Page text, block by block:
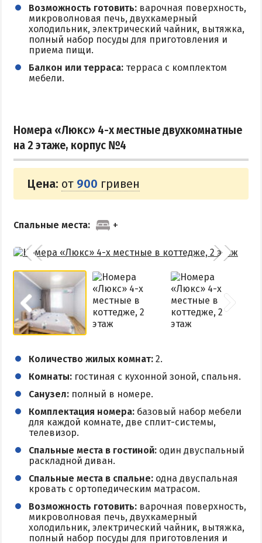
Возможность готовить: варочная поверхность,
микроволновая печь, двухкамерный
холодильник, электрический чайник, вытяжка,
полный набор посуды для приготовления и
приема пищи.
Балкон или терраса: терраса с комплектом
мебели.
Номера «Люкс» 4-х местные двухкомнатные
на 2 этаже, корпус №4
Цена: от 900 гривен
Спальные места:
Количество жилых комнат: 2.
Комнаты: гостиная с кухонной зоной, спальня.
Санузел: полный в номере.
Комплектация номера: базовый набор мебели
для каждой комнате, две сплит-системы,
телевизор.
Спальные места в гостиной: один двуспальный
раскладной диван.
Спальные места в спальне: одна двуспальная
кровать с ортопедическим матрасом.
Возможность готовить: варочная поверхность,
микроволновая печь, двухкамерный
холодильник, электрический чайник, вытяжка,
полный набор посуды для приготовления и